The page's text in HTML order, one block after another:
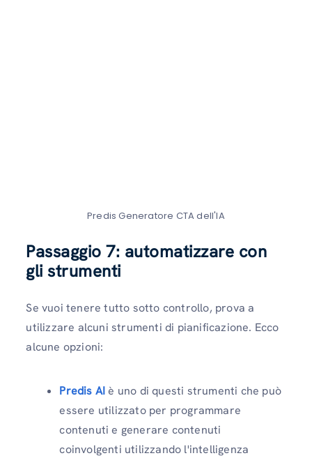
Predis Generatore CTA dell'IA
Passaggio 7: automatizzare con
gli strumenti
Se vuoi tenere tutto sotto controllo, prova a
utilizzare alcuni strumenti di pianificazione. Ecco
alcune opzioni:
Predis AI è uno di questi strumenti che può
essere utilizzato per programmare
contenuti e generare contenuti
coinvolgenti utilizzando l'intelligenza